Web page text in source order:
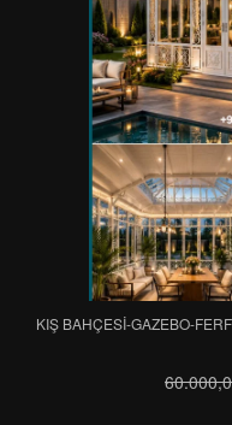
KIŞ BAHÇESİ-GAZEBO-